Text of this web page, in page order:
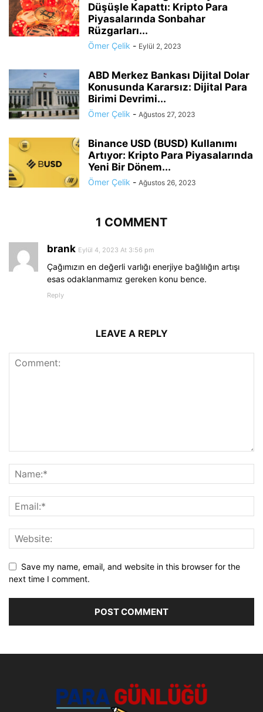
Düşüşle Kapattı: Kripto Para
Piyasalarında Sonbahar
Rüzgarları...
Ömer Çelik - Eylül 2, 2023
ABD Merkez Bankası Dijital Dolar
Konusunda Kararsız: Dijital Para
Birimi Devrimi...
Ömer Çelik - Ağustos 27, 2023
Binance USD (BUSD) Kullanımı
Artıyor: Kripto Para Piyasalarında
Yeni Bir Dönem...
Ömer Çelik - Ağustos 26, 2023
1 COMMENT
brank Eylül 4, 2023 At 3:56 pm
Çağımızın en değerli varlığı enerjiye bağlılığın artışı
esas odaklanmamız gereken konu bence.
Reply
LEAVE A REPLY
Save my name, email, and website in this browser for the
next time I comment.